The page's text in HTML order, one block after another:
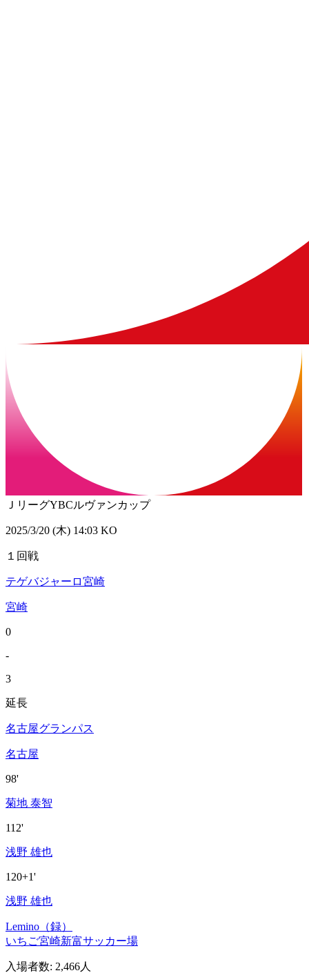
ＪリーグYBCルヴァンカップ
2025/3/20 (木) 14:03 KO
１回戦
テゲバジャーロ宮崎
宮崎
0
-
3
延長
名古屋グランパス
名古屋
98'
菊地 泰智
112'
浅野 雄也
120+1'
浅野 雄也
Lemino（録）
いちご宮崎新富サッカー場
入場者数: 2,466人